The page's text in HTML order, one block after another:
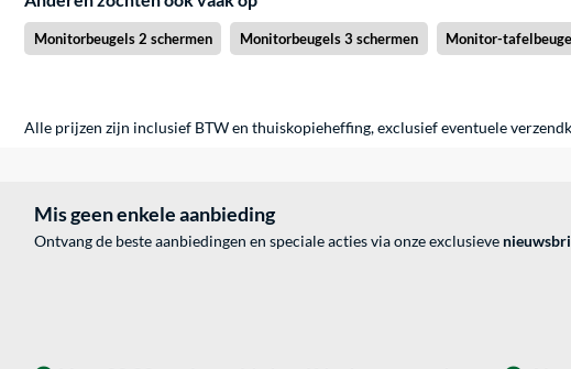
Monitorbeugels 2 schermen Monitorbeugels 3 schermen Monitor-
Alle prijzen zijn inclusief BTW en thuiskopieheffing, exclusief eventuele
Mis geen enkele aanbieding
Ontvang de beste aanbiedingen en speciale acties via onze exclusieve